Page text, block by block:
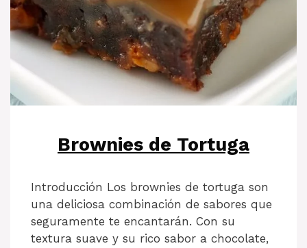
Brownies de Tortuga
Introducción Los brownies de tortuga son
una deliciosa combinación de sabores que
seguramente te encantarán. Con su
textura suave y su rico sabor a chocolate,